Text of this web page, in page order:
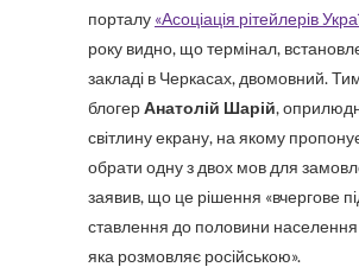
порталу «Асоціація рітейлерів
року видно, що термінал,
закладі в Черкасах, двомовний.
блогерАнатолій Шарій,
світлину екрану, на якому
обрати одну з двох мов для
заявив, що це рішення «вчергове
ставлення до половини населення
яка розмовляє російською».